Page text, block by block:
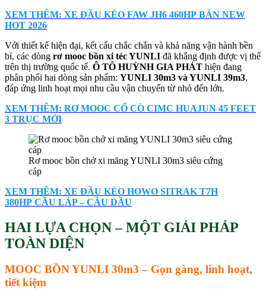
XEM THÊM: XE ĐẦU KÉO FAW JH6 460HP BẢN NEW
HOT 2026
Với thiết kế hiện đại, kết cấu chắc chắn và khả năng vận hành bền
bỉ, các dòng rơ mooc bồn xi téc YUNLI đã khẳng định được vị thế
trên thị trường quốc tế. Ô TÔ HUỲNH GIA PHÁT hiện đang
phân phối hai dòng sản phẩm: YUNLI 30m3 và YUNLI 39m3,
đáp ứng linh hoạt mọi nhu cầu vận chuyển từ nhỏ đến lớn.
XEM THÊM: RƠ MOOC CỔ CÒ CIMC HUAJUN 45 FEET
3 TRỤC MỚI
Rơ mooc bồn chở xi măng YUNLI 30m3 siêu cứng
cáp
XEM THÊM: XE ĐẦU KÉO HOWO SITRAK T7H
380HP CẦU LÁP – CẦU DẦU
HAI LỰA CHỌN – MỘT GIẢI PHÁP
TOÀN DIỆN
MOOC BỒN YUNLI 30m3 – Gọn gàng, linh hoạt,
tiết kiệm